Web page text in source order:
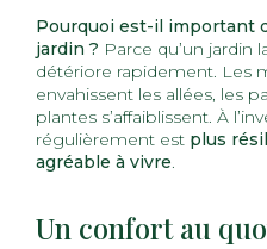
Pourquoi est-il important
jardin ? Parce qu’un jardin
détériore rapidement. Les
envahissent les allées, les
plantes s’affaiblissent. À
régulièrement est plus
agréable à vivre.
Un confort au